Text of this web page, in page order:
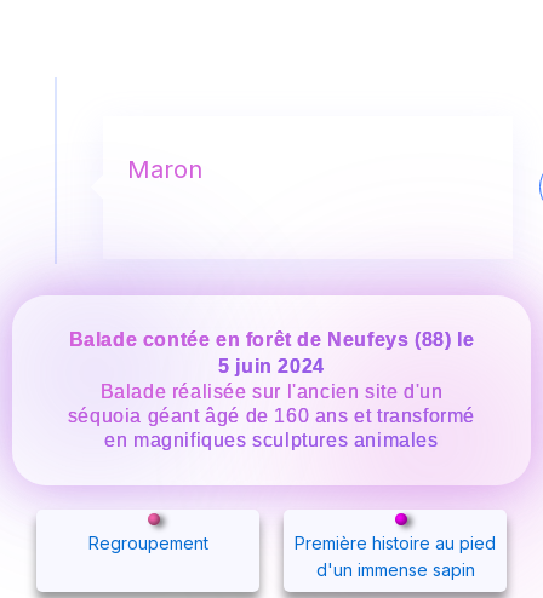
Maron
Balade contée en forêt de Neufeys (88) le
5 juin 2024
Balade réalisée sur l'ancien site d'un
séquoia géant âgé de 160 ans et transformé
en magnifiques sculptures animales
Regroupement
Première histoire au pied
d'un immense sapin